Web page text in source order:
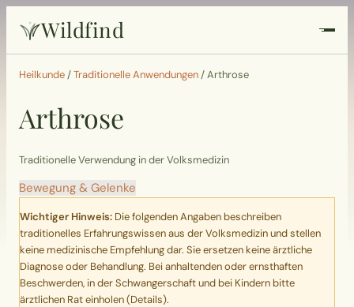
Wildfind
Startseite
Pflanzen
Rezepte
Garten
Quiz
Heilkunde /Traditionelle Anwendungen /Arthrose
Arthrose
Traditionelle Verwendung in der Volksmedizin
Bewegung & Gelenke
Wichtiger Hinweis: Die folgenden Angaben beschreiben
traditionelles Erfahrungswissen aus der Volksmedizin und stellen
keine medizinische Empfehlung dar. Sie ersetzen keine ärztliche
Diagnose oder Behandlung. Bei anhaltenden oder ernsthaften
Beschwerden, in der Schwangerschaft und bei Kindern bitte
ärztlichen Rat einholen (Details).